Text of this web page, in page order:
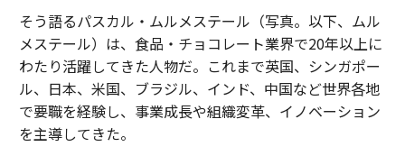
そう語るパスカル・ムルメステール（写真。以下、ムル
メステール）は、食品・チョコレート業界で20年以上に
わたり活躍してきた人物だ。これまで英国、シンガポー
ル、日本、米国、ブラジル、インド、中国など世界各地
で要職を経験し、事業成長や組織変革、イノベーション
を主導してきた。